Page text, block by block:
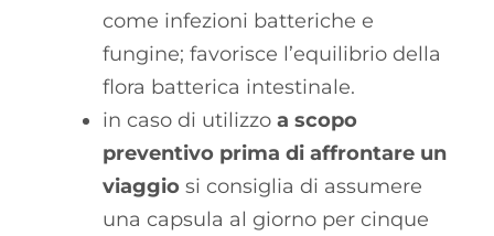
come infezioni batteriche e
fungine; favorisce l’equilibrio della
flora batterica intestinale.
in caso di utilizzo a scopo
preventivo prima di affrontare un
viaggio si consiglia di assumere
una capsula al giorno per cinque